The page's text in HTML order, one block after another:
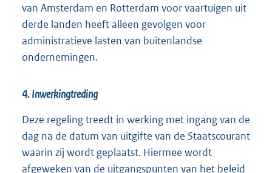
van Amsterdam en Rotterdam voor vaartuigen uit
derde landen heeft alleen gevolgen voor
administratieve lasten van buitenlandse
ondernemingen.
4. Inwerkingtreding
Deze regeling treedt in werking met ingang van de
dag na de datum van uitgifte van de Staatscourant
waarin zij wordt geplaatst. Hiermee wordt
afgeweken van de uitgangspunten van het beleid